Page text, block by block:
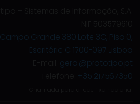
Campo Grande 380 Lote 3C, Piso 0,
Escritório C 1700-097 Lisboa
geral@prototipo.pt
+351217567350